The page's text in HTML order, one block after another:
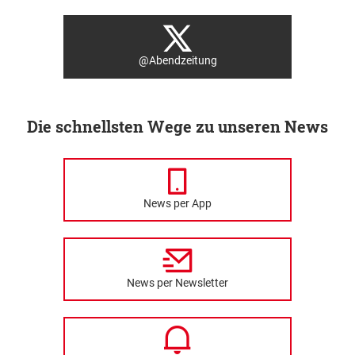
@Abendzeitung
Die schnellsten Wege zu unseren News
News per App
News per Newsletter